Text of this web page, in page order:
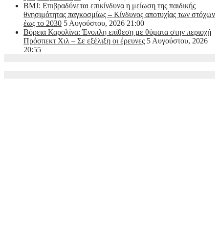
BMJ: Επιβραδύνεται επικίνδυνα η μείωση της παιδικής
θνησιμότητας παγκοσμίως – Κίνδυνος αποτυχίας των στόχων
έως το 2030 5 Αυγούστου, 2026 21:00
Βόρεια Καρολίνα: Ένοπλη επίθεση με θύματα στην περιοχή
Πρόσπεκτ Χιλ – Σε εξέλιξη οι έρευνες 5 Αυγούστου, 2026
20:55